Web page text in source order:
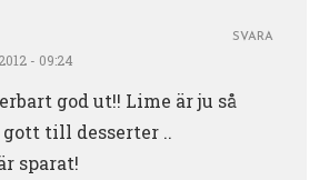
- 09:24
god ut!! Lime är ju så
till desserter ..
sparat!
SVARA